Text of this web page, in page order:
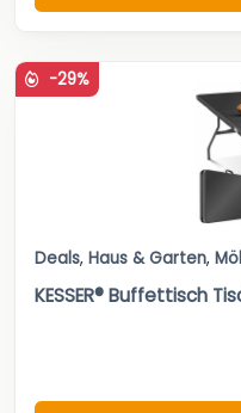
-29%
Deals, Haus & Garten,
KESSER® Buffettisch